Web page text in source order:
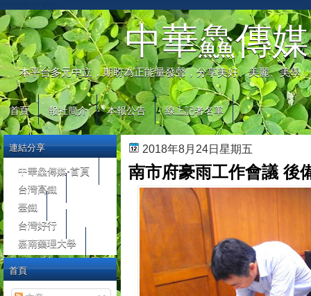
中華鱻傳媒
本平台多元中立，期盼為正能量發聲，分享美好、美麗、美學
首頁 報社簡介 本報公告 線上記者名單
2018年8月24日星期五
南市府豪雨工作會議 後
連結分享
中華鱻傳媒-首頁
台灣高鐵
臺鐵
台灣好行
嘉南藥理大學
首頁